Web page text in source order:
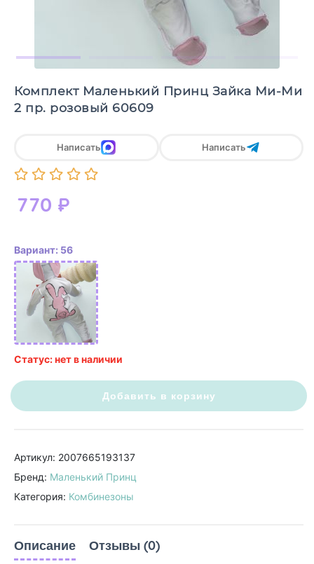
Комплект Маленький Принц Зайка Ми-Ми
2 пр. розовый 60609
770 ₽
Написать Написать
Вариант: 56
Статус: нет в наличии
Добавить в корзину
Артикул: 2007665193137
Бренд: Маленький Принц
Категория: Комбинезоны
Описание Отзывы (0)